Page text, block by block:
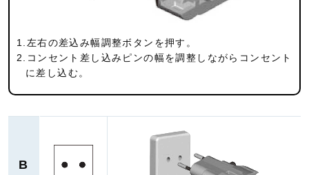
1.左右の差込み幅調整ボタンを押す。
2.コンセント差し込みピンの幅を調整しながらコンセント
に差し込む。
B